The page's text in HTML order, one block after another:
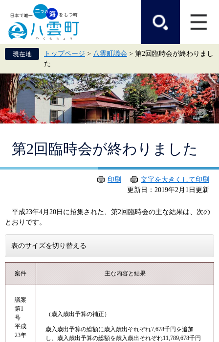
頭
で
飛
ば
て
本
文
へ
トップページ > 八雲町議会 > 第2回臨時会が終わりまし
た
第2回臨時会が終わりました
印刷
文字を大きくして印刷
更新日：2019年2月1日更新
平成23年4月20日に招集された、第2回臨時会の主な結果は、次の
とおりです。
表のサイズを切り替える
案件 主な内容と結果
議案
第1
号
平成
23年
（歳入歳出予算の補正）
歳入歳出予算の総額に歳入歳出それぞれ7,678千円を追加
し、歳入歳出予算の総額を歳入歳出それぞれ11,789,678千円